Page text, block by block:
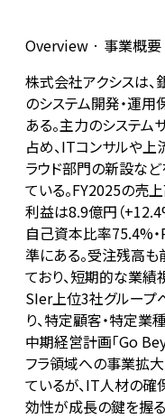
Overview · 事業概要
株式会社アクシスは、
のシステム開発・運
ある。主力のシステ
占め、ITコンサルや上
ラウド部門の新設な
ている。FY2025の売
利益は8.9億円（
自己資本比率75.4%
準にある。受注残高
ており、短期的な業績
SIer上位3社グループ
り、特定顧客・特定業
中期経営計画「Go
フラ領域への事業拡
ているが、IT人材の
効性が成長の鍵を握る